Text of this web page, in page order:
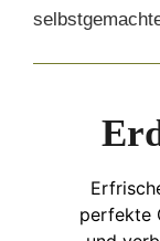
perfekte